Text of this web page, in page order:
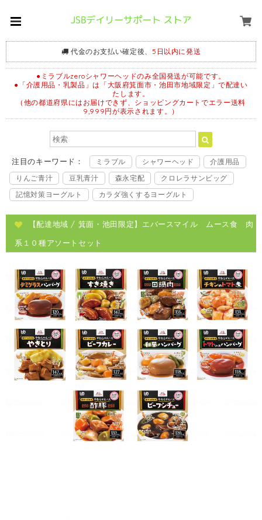
代金のお支払い確定後、 5日以内に発送
●ミラブルzeroシャワーヘッドのみ全国発送が可能です。
●「介護用品・乳製品」は「大阪府箕面市・池田市地域限定」で配達い
たします。
（他の都道府県にはお届けできず、ショッピングカートでエラー送料
9,999円が表示されます。）
注目のキーワード： ミラブル シャワーヘッド
介護用品
りんご青汁
豆乳青汁 森永宅配
クロレラサンビッグ
記憶対策ヨーグルト
カラダ強くするヨーグルト
【配達地域 / 箕面・池田限定】エバースマイル ムース食 肉
系１０種アソートセット